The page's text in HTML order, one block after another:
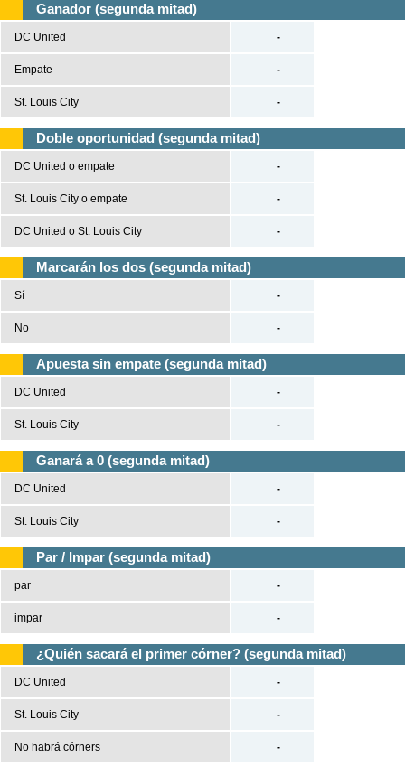
Ganador (segunda mitad)
DC United
Empate
St. Louis City
-
-
-
Doble oportunidad (segunda mitad)
DC United o empate
St. Louis City o empate
DC United o St. Louis City
-
-
-
Marcarán los dos (segunda mitad)
Sí
No
-
-
Apuesta sin empate (segunda mitad)
DC United
St. Louis City
-
-
Ganará a 0 (segunda mitad)
DC United
St. Louis City
-
-
Par / Impar (segunda mitad)
par
impar
-
-
¿Quién sacará el primer córner? (segunda mitad)
DC United
St. Louis City
No habrá córners
-
-
-